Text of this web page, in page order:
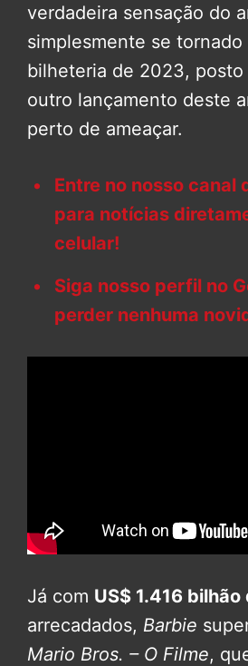
verdadeira sensação do
simplesmente se tornado
bilheteria de 2023,
outro lançamento deste
perto de ameaçar.
Entre no nosso canal
para notícias
celular!
Siga nosso perfil no
perder nenhuma
Já com US$ 1.416
arrecadados, Barbie
Mario Bros. – O Filme,